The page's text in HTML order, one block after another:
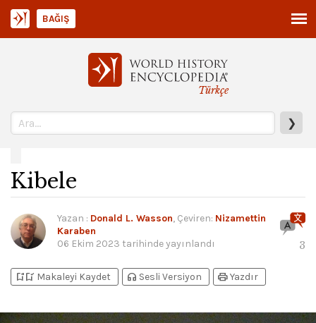
Türkçe
❯
BAĞIŞ
Kibele
Yazan : Donald L. Wasson, Çeviren: Nizamettin
Karaben
06 Ekim 2023 tarihinde yayınlandı 3
bookmark_addbookmark_added Makaleyi Kaydet headphones Sesli Versiyon printYazdır